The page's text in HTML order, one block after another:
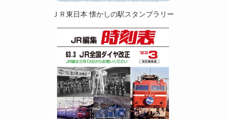
ＪＲ東日本 懐かしの駅スタンプラリー